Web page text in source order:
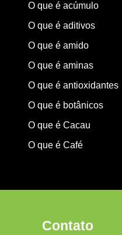
O que é acúmulo
O que é aditivos
O que é amido
O que é aminas
O que é antioxidantes
O que é botânicos
O que é Cacau
O que é Café
Contato